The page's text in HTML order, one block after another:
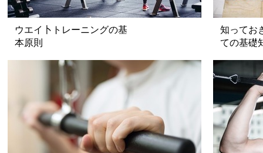
ウエイ卜トレーニングの基
本原則
知ってお
ての基礎